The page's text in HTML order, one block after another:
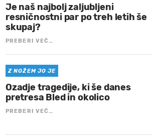
Je naš najbolj zaljubljeni
resničnostni par po treh letih še
skupaj?
PREBERI VEČ…
Z NOŽEM JO JE
Ozadje tragedije, ki še danes
pretresa Bled in okolico
PREBERI VEČ…